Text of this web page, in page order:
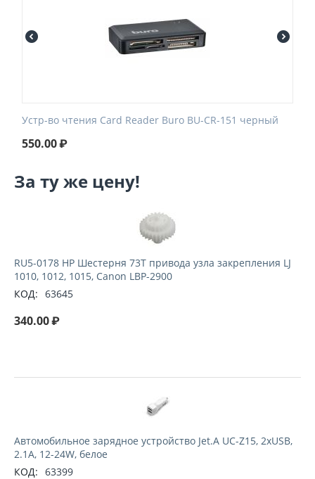
Устр-во чтения Card Reader Buro BU-CR-151 черный
550.00₽
За ту же цену!
RU5-0178 HP Шестерня 73Т привода узла закрепления LJ
1010, 1012, 1015, Canon LBP-2900
КОД: 63645
340.00₽
Автомобильное зарядное устройство Jet.A UC-Z15, 2xUSB,
2.1A, 12-24W, белое
КОД: 63399